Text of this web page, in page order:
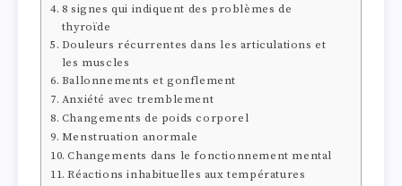
8 signes qui indiquent des problèmes de
thyroïde
Douleurs récurrentes dans les articulations et
les muscles
Ballonnements et gonflement
Anxiété avec tremblement
Changements de poids corporel
Menstruation anormale
Changements dans le fonctionnement mental
Réactions inhabituelles aux températures